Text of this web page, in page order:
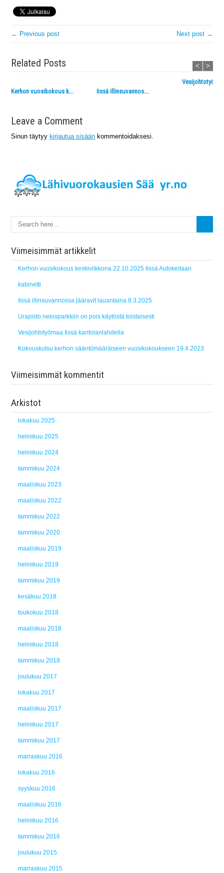
← Previous post Next post →
Related Posts
Kerhon vuosikokous k... Iissä illinsuvannos...
< >
Leave a Comment
Sinun täytyy kirjautua sisään kommentoidaksesi.
Viimeisimmät artikkelit
Kerhon vuosikokous keskiviikkona 22.10.2025 Iissä Autokeitaan
kabinetti
Iissä illinsuvannossa jääravit lauantaina 8.3.2025
Urapisto nelosparkkiin on pois käytöstä toistaisesti
Vesijohtotyömaa Iissä kantolanlahdella
Kokouskutsu kerhon sääntömääräiseen vuosikokoukseen 19.4.2023
Viimeisimmät kommentit
Arkistot
lokakuu 2025
helmikuu 2025
helmikuu 2024
tammikuu 2024
maaliskuu 2023
maaliskuu 2022
tammikuu 2022
tammikuu 2020
maaliskuu 2019
helmikuu 2019
tammikuu 2019
kesäkuu 2018
toukokuu 2018
maaliskuu 2018
helmikuu 2018
tammikuu 2018
joulukuu 2017
lokakuu 2017
maaliskuu 2017
helmikuu 2017
tammikuu 2017
marraskuu 2016
lokakuu 2016
syyskuu 2016
maaliskuu 2016
helmikuu 2016
tammikuu 2016
joulukuu 2015
marraskuu 2015